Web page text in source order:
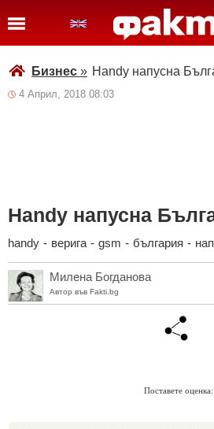
Бизнес » Handy напусна
4 Април, 2018 08:03
Handy напусна
handy - верига - gsm - българия -
Милена Богданова
Автор във Fakti.bg
Поставете оценка: